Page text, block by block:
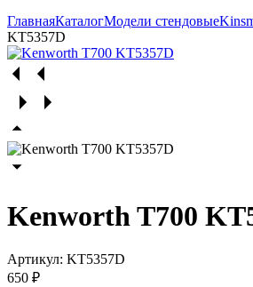
ГлавнаяКаталогМодели стендовые
KT5357D
Kenworth T700
Артикул: KT5357D
650 ₽